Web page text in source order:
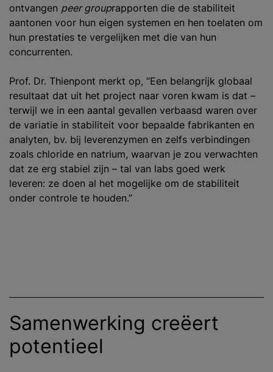
ontvangen peer grouprapporten die de stabiliteit
aantonen voor hun eigen systemen en hen toelaten om
hun prestaties te vergelijken met die van hun
concurrenten.
Prof. Dr. Thienpont merkt op, “Een belangrijk globaal
resultaat dat uit het project naar voren kwam is dat –
terwijl we in een aantal gevallen verbaasd waren over
de variatie in stabiliteit voor bepaalde fabrikanten en
analyten, bv. bij leverenzymen en zelfs verbindingen
zoals chloride en natrium, waarvan je zou verwachten
dat ze erg stabiel zijn – tal van labs goed werk
leveren: ze doen al het mogelijke om de stabiliteit
onder controle te houden.”
Samenwerking creëert
potentieel